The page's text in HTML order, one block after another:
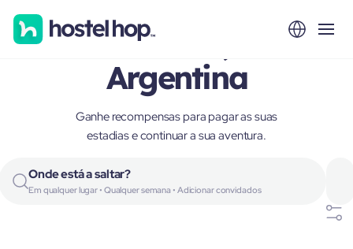
Tilcara,
Argentina
Ganhe recompensas para pagar as suas
estadias e continuar a sua aventura.
Onde está a saltar?
Em qualquer lugar • Qualquer semana • Adicionar convidados